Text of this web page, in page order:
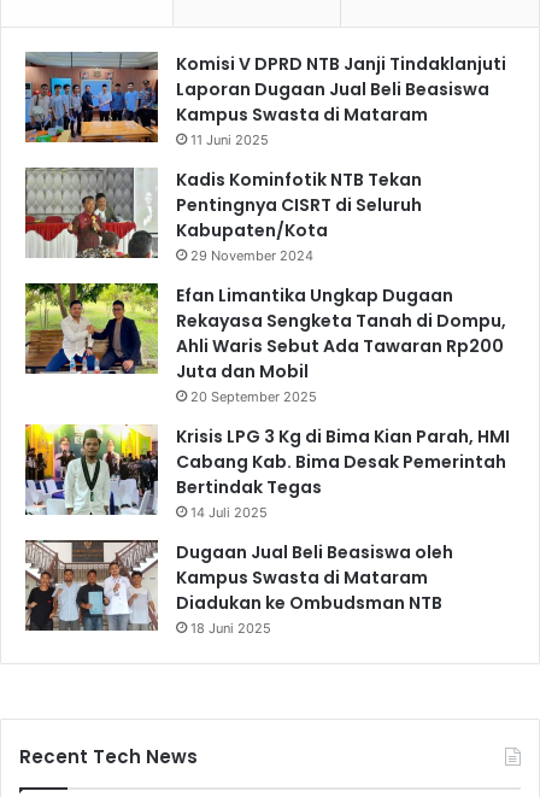
Komisi V DPRD NTB Janji Tindaklanjuti
Laporan Dugaan Jual Beli Beasiswa
Kampus Swasta di Mataram
11 Juni 2025
Kadis Kominfotik NTB Tekan
Pentingnya CISRT di Seluruh
Kabupaten/Kota
29 November 2024
Efan Limantika Ungkap Dugaan
Rekayasa Sengketa Tanah di Dompu,
Ahli Waris Sebut Ada Tawaran Rp200
Juta dan Mobil
20 September 2025
Krisis LPG 3 Kg di Bima Kian Parah, HMI
Cabang Kab. Bima Desak Pemerintah
Bertindak Tegas
14 Juli 2025
Dugaan Jual Beli Beasiswa oleh
Kampus Swasta di Mataram
Diadukan ke Ombudsman NTB
18 Juni 2025
Recent Tech News